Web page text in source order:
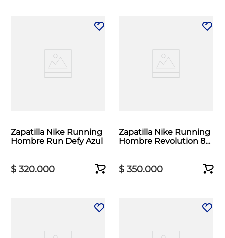
Zapatilla Nike Running
Hombre Run Defy Azul
$ 320.000
Zapatilla Nike Running
Hombre Revolution 8
$ 350.000